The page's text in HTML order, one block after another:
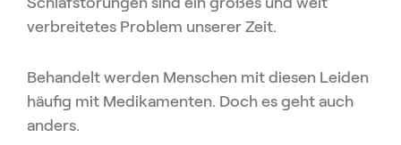
verbreitetes Problem unserer Zeit.
Behandelt werden Menschen mit diesen Leiden
häufig mit Medikamenten. Doch es geht auch
anders.